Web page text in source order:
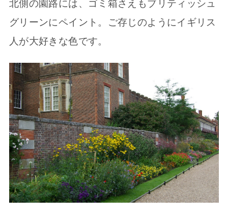
北側の園路には、ゴミ箱さえもブリティッシュ
グリーンにペイント。ご存じのようにイギリス
人が大好きな色です。